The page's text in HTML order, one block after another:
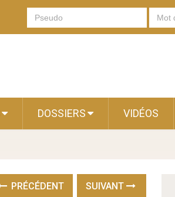
DOSSIERS VIDÉOS
PRÉCÉDENT SUIVANT